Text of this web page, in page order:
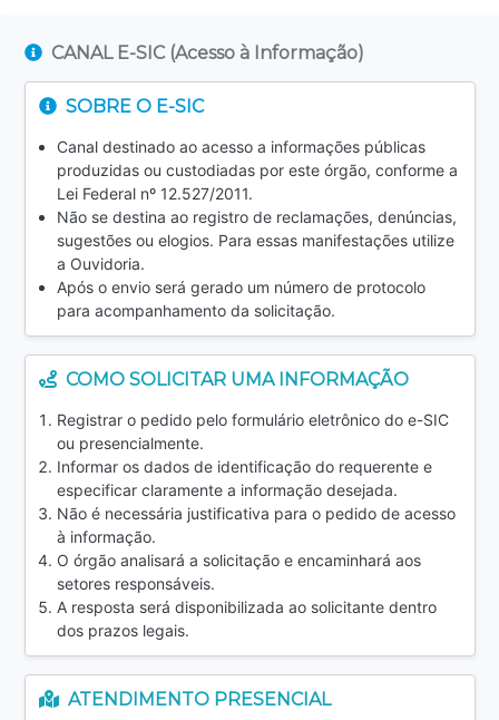
CANAL E-SIC (Acesso à Informação)
SOBRE O E-SIC
Canal destinado ao acesso a informações públicas
produzidas ou custodiadas por este órgão, conforme a
Lei Federal nº 12.527/2011.
Não se destina ao registro de reclamações, denúncias,
sugestões ou elogios. Para essas manifestações utilize
a Ouvidoria.
Após o envio será gerado um número de protocolo
para acompanhamento da solicitação.
COMO SOLICITAR UMA INFORMAÇÃO
Registrar o pedido pelo formulário eletrônico do e-SIC
ou presencialmente.
Informar os dados de identificação do requerente e
especificar claramente a informação desejada.
Não é necessária justificativa para o pedido de acesso
à informação.
O órgão analisará a solicitação e encaminhará aos
setores responsáveis.
A resposta será disponibilizada ao solicitante dentro
dos prazos legais.
ATENDIMENTO PRESENCIAL